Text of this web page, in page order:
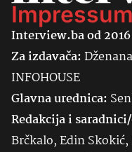
Impressum
Interview.ba od 2016
Za izdavača:
INFOHOUSE
Glavna urednica:
Redakcija i
Brčkalo, Edin